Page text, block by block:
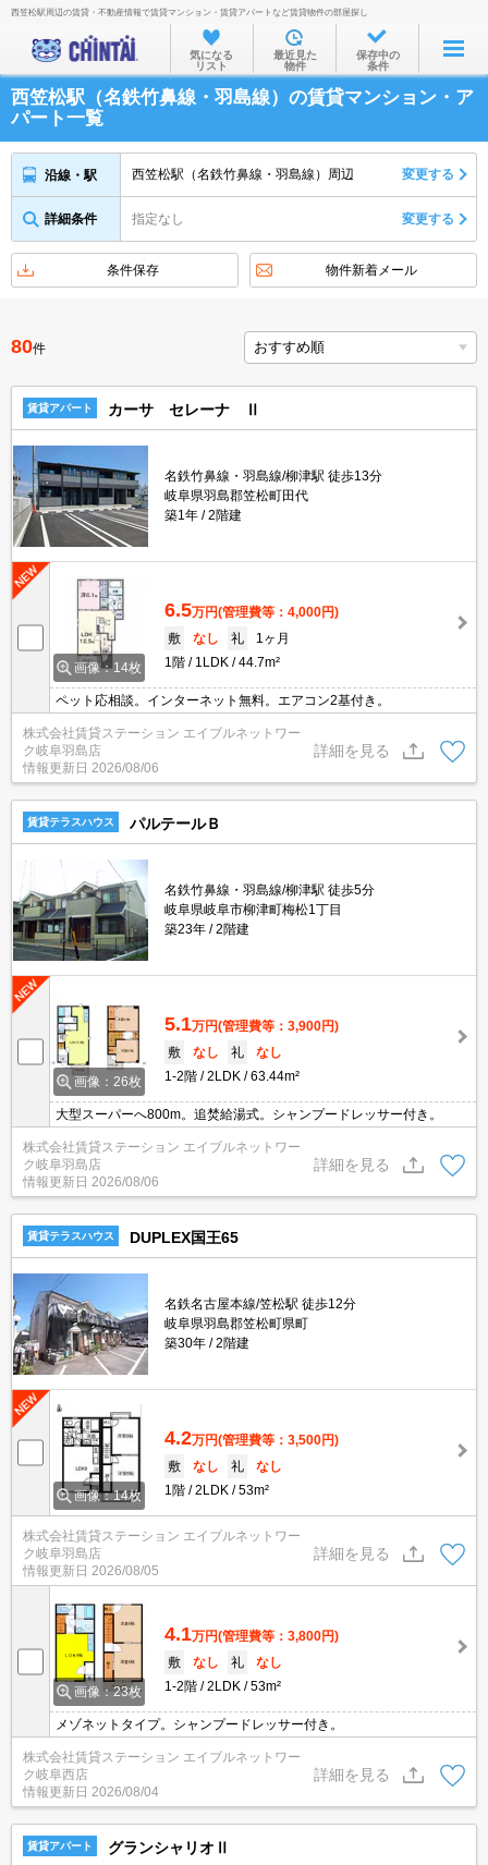
お部屋を探す
沿線・駅から
住所から
家賃相場から
不動産会社から
西笠松駅周辺の賃貸・不動産情報で賃貸マンション・賃貸アパートなど賃貸物件の部屋探し
気になる
リスト
最近見た
物件
保存中の
条件
西笠松駅（名鉄竹鼻線・羽島線）の賃貸マンション・ア
パート一覧
沿線・駅 西笠松駅（名鉄竹鼻線・羽島線）周辺 変更する
詳細条件 指定なし 変更する
条件保存 物件新着メール
80件
賃貸アパート カーサ セレーナ Ⅱ
名鉄竹鼻線・羽島線/柳津駅 徒歩13分
岐阜県羽島郡笠松町田代
築1年
2階建
画像：14枚
6.5万円(管理費等：4,000円)
敷
なし 礼
1ヶ月
1階
1LDK 44.7m²
ペット応相談。インターネット無料。エアコン2基付き。
株式会社賃貸ステーション エイブルネットワー
ク岐阜羽島店
情報更新日 2026/08/06
詳細を見る
賃貸テラスハウス パルテールＢ
名鉄竹鼻線・羽島線/柳津駅 徒歩5分
岐阜県岐阜市柳津町梅松1丁目
築23年
2階建
画像：26枚
5.1万円(管理費等：3,900円)
敷
なし 礼
なし
1-2階
2LDK 63.44m²
大型スーパーへ800m。追焚給湯式。シャンプードレッサー付き。
株式会社賃貸ステーション エイブルネットワー
ク岐阜羽島店
情報更新日 2026/08/06
詳細を見る
賃貸テラスハウス DUPLEX国王65
名鉄名古屋本線/笠松駅 徒歩12分
岐阜県羽島郡笠松町県町
築30年
2階建
画像：14枚
4.2万円(管理費等：3,500円)
敷
なし 礼
なし
1階
2LDK 53m²
株式会社賃貸ステーション エイブルネットワー
ク岐阜羽島店
情報更新日 2026/08/05
詳細を見る
画像：23枚
4.1万円(管理費等：3,800円)
敷
なし 礼
なし
1-2階
2LDK 53m²
メゾネットタイプ。シャンプードレッサー付き。
株式会社賃貸ステーション エイブルネットワー
ク岐阜西店
情報更新日 2026/08/04
詳細を見る
賃貸アパート グランシャリオⅡ